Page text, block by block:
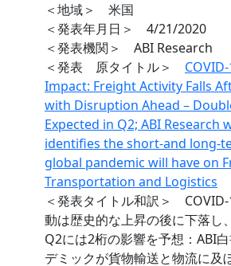
＜地域＞ 米国
＜発表年月日＞ 4/21/2020
＜発表機関＞ ABI Research
＜発表 原タイトル＞
Impact: Freight Activity Falls
with Disruption Ahead –
Expected in Q2; ABI Research
identifies the short-and long-
global pandemic will have on
Transportation and Logistics
＜発表タイトル和訳＞
動は歴史的な上昇の後に下落し
Q2には2桁の影響を予想：ABI
デミックが貨物輸送と物流に及